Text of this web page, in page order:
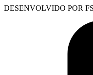
DESENVOLVIDO POR